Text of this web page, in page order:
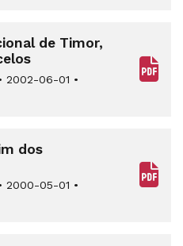
de Timor,
2002-06-01 •
dos
2000-05-01 •